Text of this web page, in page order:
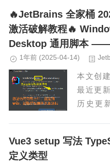
🔥JetBrains 全家桶
激活破解教程🔥
Desktop 通用脚本 ——
1年前 (2025-04-14)
本文创
最近更
历史更
Vue3 setup 写法
定义类型